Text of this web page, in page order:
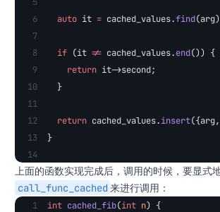
  auto
it = cached_values.find
  if
(it != cached_values.end()) {
    return
it->second;
  }
  return
cached_values.insert({arg,
}
上面的函数实现完成后，调用的时候，要显式
call_func_cached ​来进行调用：
int cached_fib(int n) {